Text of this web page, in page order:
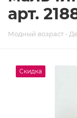
арт.
Модный возраст -
Скидка